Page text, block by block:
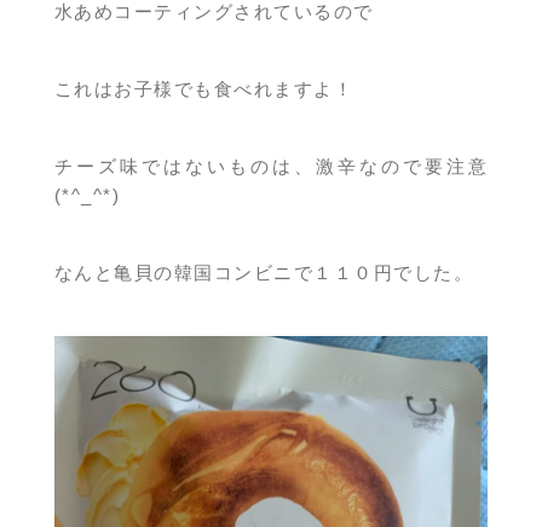
水あめコーティングされているので
これはお子様でも食べれますよ！
チーズ味ではないものは、激辛なので要注意
(*^_^*)
なんと亀貝の韓国コンビニで１１０円でした。